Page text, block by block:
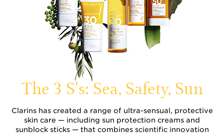
The 3 S's: Sea, Safety, Sun
Clarins has created a range of ultra-sensual, protective
skin care — including sun protection creams and
sunblock sticks — that combines scientific innovation